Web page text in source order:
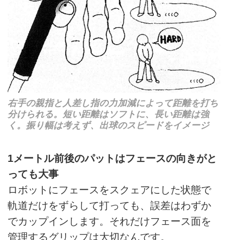
右手の親指と人差し指の力加減によって距離を打ち
分けられる。短い距離はソフトに、長い距離は強
く。振り幅は考えず、出球のスピードをイメージ
1メートル前後のパットはフェースの向きがと
っても大事
ロボットにフェースをスクェアにした状態で
軌道だけをずらして打っても、誤差はわずか
でカップインします。それだけフェース面を
管理するグリップは大切なんです。